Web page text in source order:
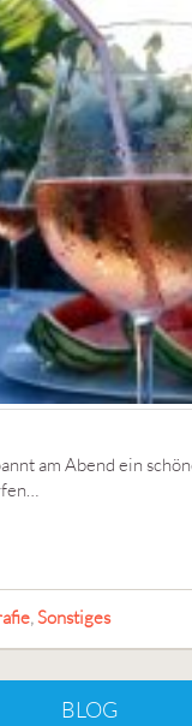
am Abend ein
, Sonstiges
BLOG